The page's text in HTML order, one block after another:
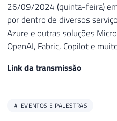
26/09/2024 (quinta-feira)
por dentro de diversos
Azure e outras soluções
OpenAI, Fabric, Copilot e
Link da transmissão
EVENTOS E PALESTRAS